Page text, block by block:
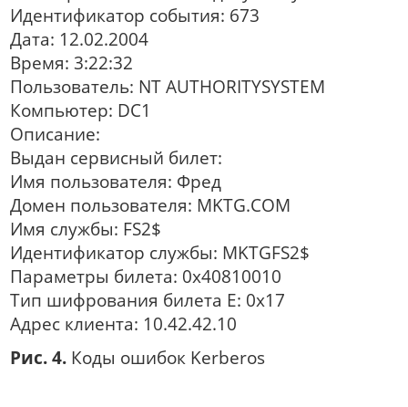
Идентификатор события: 673
Дата: 12.02.2004
Время: 3:22:32
Пользователь: NT AUTHORITYSYSTEM
Компьютер: DC1
Описание:
Выдан сервисный билет:
Имя пользователя: Фред
Домен пользователя: MKTG.COM
Имя службы: FS2$
Идентификатор службы: MKTGFS2$
Параметры билета: 0x40810010
Тип шифрования билета E: 0x17
Адрес клиента: 10.42.42.10
Рис. 4. Коды ошибок Kerberos